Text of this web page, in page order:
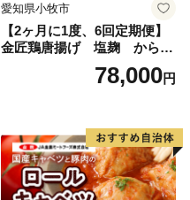
愛知県小牧市
【2ヶ月に1度、6回定期便】
金匠鶏唐揚げ 塩麹 からあ
78,000円